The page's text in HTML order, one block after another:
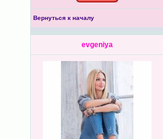
Вернуться к началу
evgeniya